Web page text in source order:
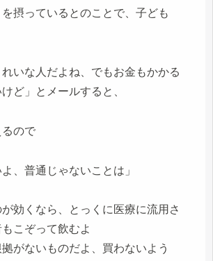
摂っているとのことで、子ども
いな人だよね、でもお金もかかる
ど」とメールすると、
ので
、普通じゃないことは」
効くなら、とっくに医療に流用さ
こぞって飲むよ
がないものだよ、買わないよう